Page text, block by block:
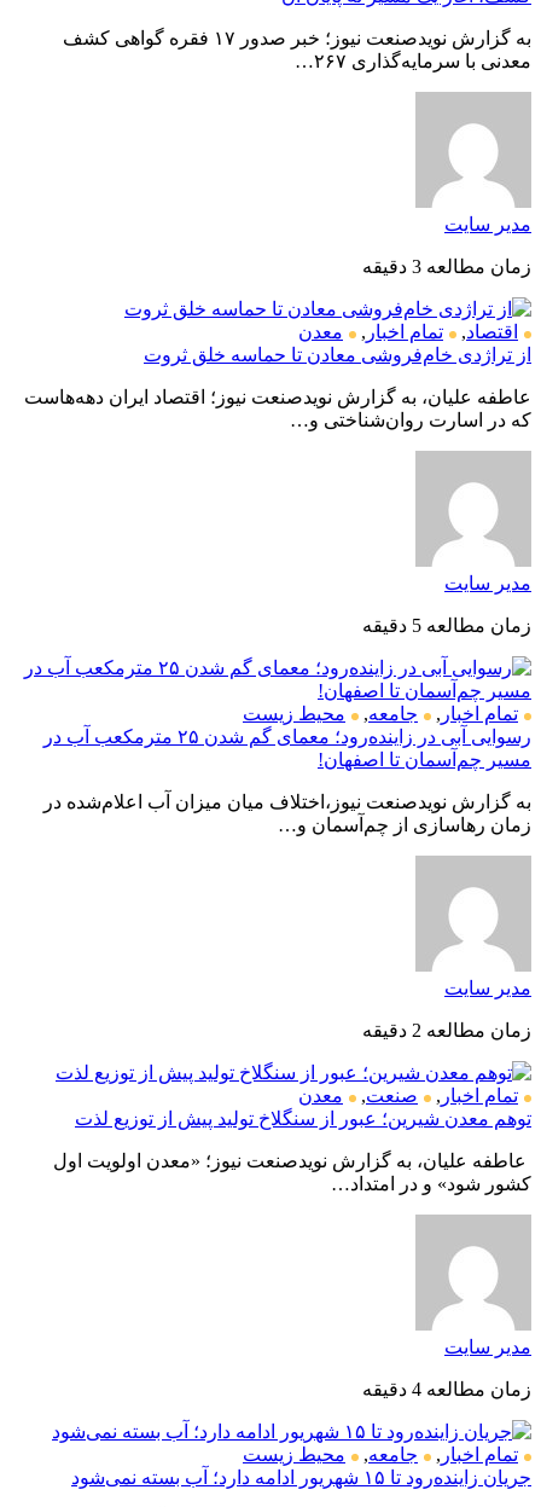
به گزارش نویدصنعت نیوز؛ خبر صدور ۱۷ فقره گواهی کشف
معدنی با سرمایه‌گذاری ۲۶۷…
مدیر سایت
زمان مطالعه 3 دقیقه
اقتصاد, تمام اخبار ,
معدن
از تراژدی خام‌فروشی معادن تا حماسه خلق ثروت
عاطفه علیان، به گزارش نویدصنعت نیوز؛ اقتصاد ایران دهه‌هاست
که در اسارت روان‌شناختی و…
مدیر سایت
زمان مطالعه 5 دقیقه
تمام اخبار , جامعه,
محیط زیست
رسوایی آبی در زاینده‌رود؛ معمای گم شدن ۲۵ مترمکعب آب در
مسیر چم‌آسمان تا اصفهان!
به گزارش نویدصنعت نیوز،اختلاف میان میزان آب اعلام‌شده در
زمان رهاسازی از چم‌آسمان و…
مدیر سایت
زمان مطالعه 2 دقیقه
تمام اخبار , صنعت,
معدن
توهم معدن شیرین؛ عبور از سنگلاخ تولید پیش از توزیع لذت
عاطفه علیان، به گزارش نویدصنعت نیوز؛ «معدن اولویت اول
کشور شود» و در امتداد…
مدیر سایت
زمان مطالعه 4 دقیقه
تمام اخبار , جامعه,
محیط زیست
جریان زاینده‌رود تا ۱۵ شهریور ادامه دارد؛ آب بسته نمی‌شود